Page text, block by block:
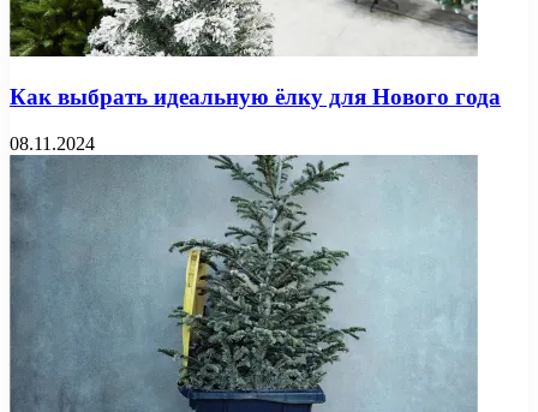
Как выбрать идеальную ёлку для Нового года
08.11.2024